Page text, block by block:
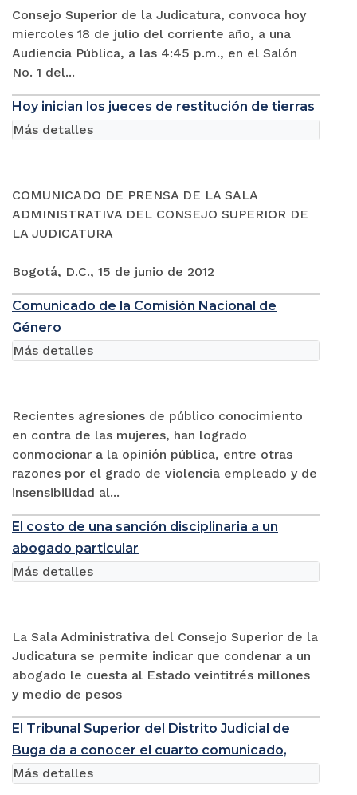
Consejo Superior de la Judicatura, convoca hoy
miercoles 18 de julio del corriente año, a una
Audiencia Pública, a las 4:45 p.m., en el Salón
No. 1 del...
Hoy inician los jueces de restitución de tierras
COMUNICADO DE PRENSA DE LA SALA
ADMINISTRATIVA DEL CONSEJO SUPERIOR DE
LA JUDICATURA
Bogotá, D.C., 15 de junio de 2012
Más detalles
Comunicado de la Comisión Nacional de
Género
Recientes agresiones de público conocimiento
en contra de las mujeres, han logrado
conmocionar a la opinión pública, entre otras
razones por el grado de violencia empleado y de
insensibilidad al...
Más detalles
El costo de una sanción disciplinaria a un
abogado particular
La Sala Administrativa del Consejo Superior de la
Judicatura se permite indicar que condenar a un
abogado le cuesta al Estado veintitrés millones
y medio de pesos
Más detalles
El Tribunal Superior del Distrito Judicial de
Buga da a conocer el cuarto comunicado,
Más detalles